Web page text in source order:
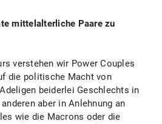
mittelalterliche Paare zu
verstehen wir Power Couples
die politische Macht von
beiderlei Geschlechts in
aber in Anlehnung an
wie die Macrons oder die